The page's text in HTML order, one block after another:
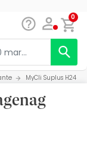
0
MyCli Suplus H24